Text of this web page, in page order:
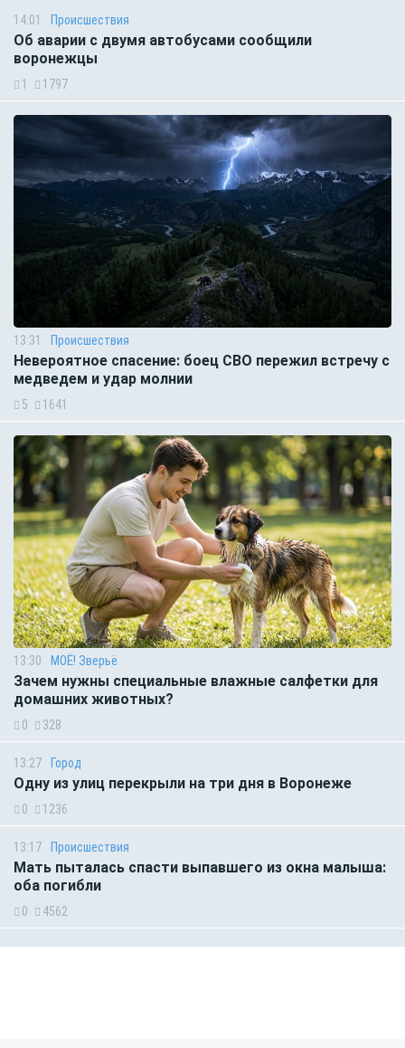
14:01 Происшествия
Об аварии с двумя автобусами сообщили
воронежцы
1 1797
13:31 Происшествия
Невероятное спасение: боец СВО пережил встречу с
медведем и удар молнии
5 1641
13:30 МОЁ! Зверьё
Зачем нужны специальные влажные салфетки для
домашних животных?
0 328
13:27 Город
Одну из улиц перекрыли на три дня в Воронеже
0 1236
13:17 Происшествия
Мать пыталась спасти выпавшего из окна малыша:
оба погибли
0 4562